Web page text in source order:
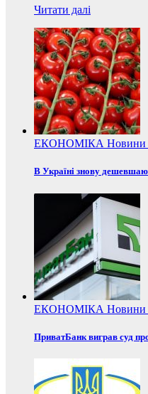
Читати далі
ЕКОНОМІКА Новини
В Україні знову
ЕКОНОМІКА Новини
ПриватБанк виграв суд